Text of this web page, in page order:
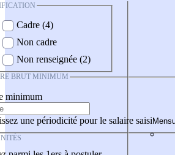
Cadre (4)
Non cadre
Non renseignée (2)
BRUT MINIMUM
minimum
une périodicité pour le salaire saisi